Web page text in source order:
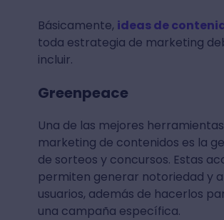
Básicamente, ideas de
toda estrategia de marketing
incluir.
Greenpeace
Una de las mejores
marketing de contenidos es la
de sorteos y concursos. Estas
permiten generar notoriedad y
usuarios, además de hacerlos
una campaña específica.